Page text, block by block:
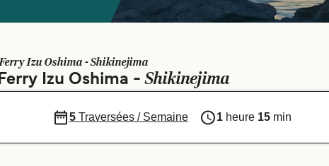
Ferry Izu Oshima - Shikinejima
Izu Oshima -Shikinejima
5Traversées / Semaine 1heure 15min